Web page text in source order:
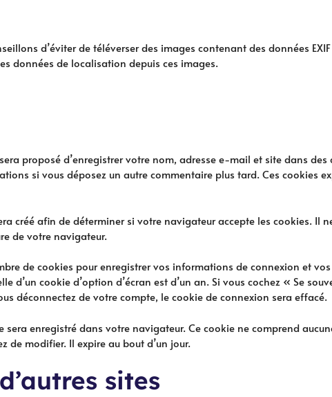
d’éviter de téléverser des images contenant des données
données de localisation depuis ces images.
proposé d’enregistrer votre nom, adresse e-mail et site dans des
si vous déposez un autre commentaire plus tard. Ces cookies
créé afin de déterminer si votre navigateur accepte les cookies. Il
de votre navigateur.
de cookies pour enregistrer vos informations de connexion et
d’un cookie d’option d’écran est d’un an. Si vous cochez « Se
déconnectez de votre compte, le cookie de connexion sera effacé.
enregistré dans votre navigateur. Ce cookie ne comprend
de modifier. Il expire au bout d’un jour.
sites